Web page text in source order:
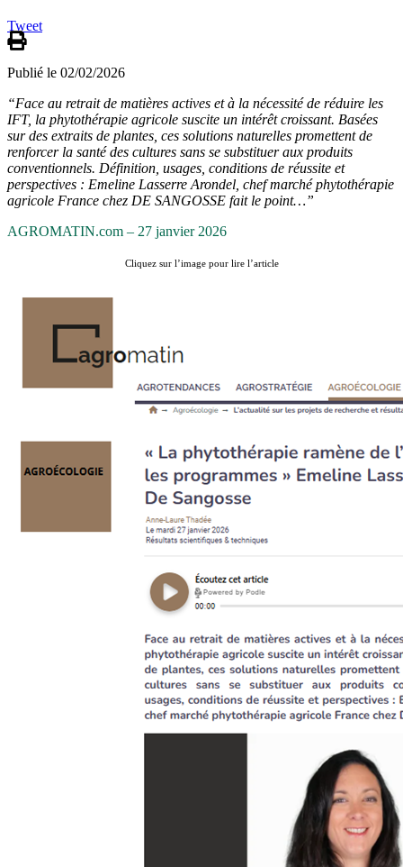
Tweet
Publié le 02/02/2026
“Face au retrait de matières actives et à la nécessité de réduire les
IFT, la phytothérapie agricole suscite un intérêt croissant. Basées
sur des extraits de plantes, ces solutions naturelles promettent de
renforcer la santé des cultures sans se substituer aux produits
conventionnels. Définition, usages, conditions de réussite et
perspectives : Emeline Lasserre Arondel, chef marché phytothérapie
agricole France chez DE SANGOSSE fait le point…”
AGROMATIN.com – 27 janvier 2026
Cliquez sur l’image pour lire l’article